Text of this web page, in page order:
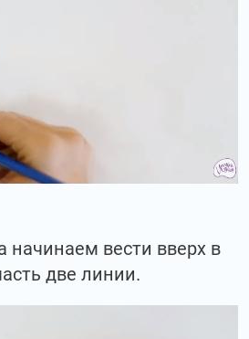
начинаем вести вверх в
две линии.